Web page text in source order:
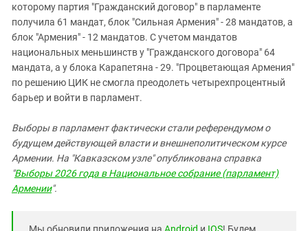
которому партия "Гражданский договор" в парламенте
получила 61 мандат, блок "Сильная Армения" - 28 мандатов, а
блок "Армения" - 12 мандатов. С учетом мандатов
национальных меньшинств у "Гражданского договора" 64
мандата, а у блока Карапетяна - 29. "Процветающая Армения"
по решению ЦИК не смогла преодолеть четырехпроцентный
барьер и войти в парламент.
Выборы в парламент фактически стали референдумом о
будущем действующей власти и внешнеполитическом курсе
Армении. На "Кавказском узле" опубликована справка
"Выборы 2026 года в Национальное собрание (парламент)
Армении".
Мы обновили приложения на Android и IOS! Будем